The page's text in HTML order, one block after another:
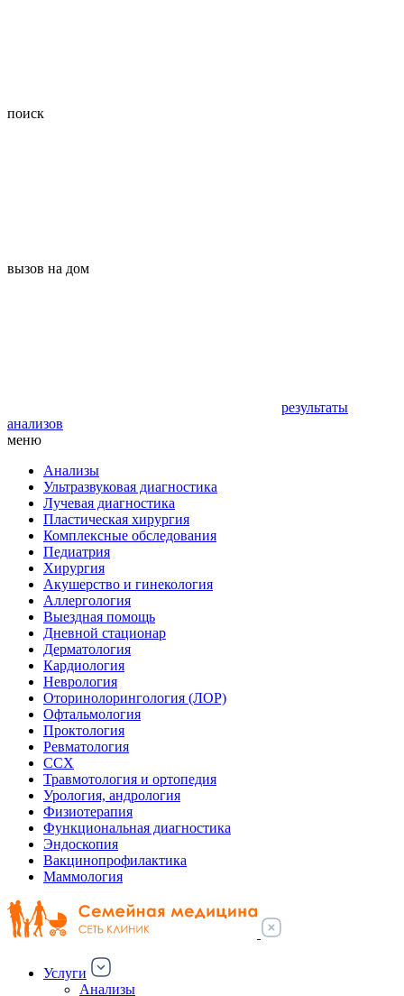
поиск
вызов на дом
результаты
анализов
меню
Анализы
Ультразвуковая диагностика
Лучевая диагностика
Пластическая хирургия
Комплексные обследования
Педиатрия
Хирургия
Акушерство и гинекология
Аллергология
Выездная помощь
Дневной стационар
Дерматология
Кардиология
Неврология
Оторинолорингология (ЛОР)
Офтальмология
Проктология
Ревматология
ССХ
Травмотология и ортопедия
Урология, андрология
Физиотерапия
Функциональная диагностика
Эндоскопия
Вакцинопрофилактика
Маммология
Услуги
Анализы